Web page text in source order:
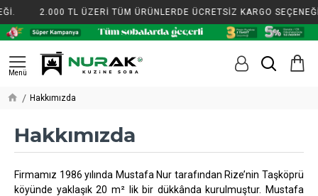
2.000 TL ÜZERİ TÜM ÜRÜNLERDE ÜCRETSİZ KARGO SEÇENEĞİ.
Hakkımızda
Hakkımızda
Firmamız 1986 yılında Mustafa Nur tarafından Rize’nin Taşköprü
köyünde yaklaşık 20 m² lik bir dükkânda kurulmuştur. Mustafa